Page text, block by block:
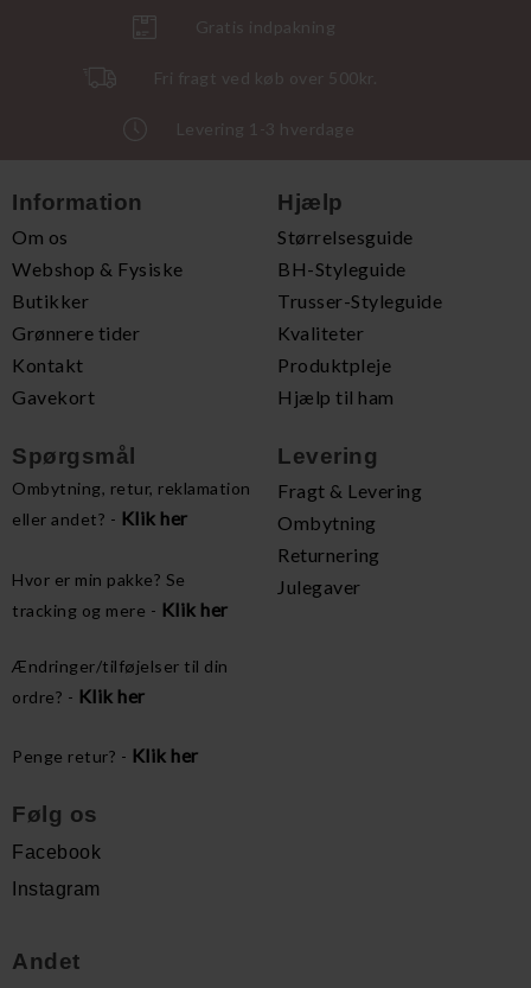
Gratis indpakning
Fri fragt ved køb over 500kr.
Levering 1-3 hverdage
Information
Om os
Webshop & Fysiske
Butikker
Grønnere tider
Kontakt
Gavekort
Hjælp
Størrelsesguide
BH-Styleguide
Trusser-Styleguide
Kvaliteter
Produktpleje
Hjælp til ham
Spørgsmål
Ombytning, retur, reklamation
eller andet? - Klik her
Hvor er min pakke? Se
tracking og mere - Klik her
Ændringer/tilføjelser til din
ordre? - Klik her
Penge retur? - Klik her
Levering
Fragt & Levering
Ombytning
Returnering
Julegaver
Følg os
Facebook
Instagram
Andet